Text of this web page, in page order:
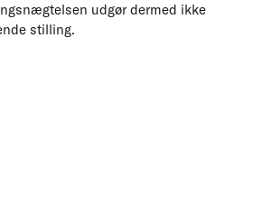
udgør dermed ikke
stilling.